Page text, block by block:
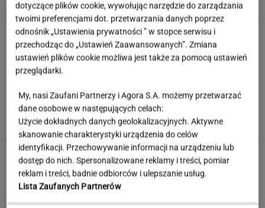
"Mam nadzieję, że zrobią trzecią część". Po 20
latach wywołał burzę
Jedno przekonanie może utrudniać życie
osobom z astygmatyzmem. Zwłaszcza latem
MATERIAŁ PROMOCYJNY
Uruchomili "Tindera dla
medyków". Szybko zgłosili się też adwokaci
SUBSKRYPCJA
dotyczące plików cookie, wywołując narzędzie do zarządzania
twoimi preferencjami dot. przetwarzania danych poprzez
odnośnik „Ustawienia prywatności ” w stopce serwisu i
przechodząc do „Ustawień Zaawansowanych”. Zmiana
ustawień plików cookie możliwa jest także za pomocą ustawień
przeglądarki.
My, nasi Zaufani Partnerzy i Agora S.A. możemy przetwarzać
dane osobowe w następujących celach:
Użycie dokładnych danych geolokalizacyjnych. Aktywne
skanowanie charakterystyki urządzenia do celów
identyfikacji. Przechowywanie informacji na urządzeniu lub
dostęp do nich. Spersonalizowane reklamy i treści, pomiar
reklam i treści, badnie odbiorców i ulepszanie usług.
Lista Zaufanych Partnerów